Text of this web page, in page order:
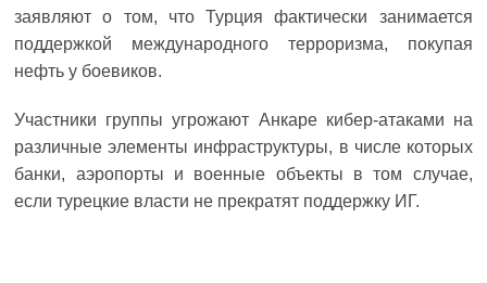
заявляют о том, что Турция фактически занимается
поддержкой международного терроризма, покупая
нефть у боевиков.
Участники группы угрожают Анкаре кибер-атаками на
различные элементы инфраструктуры, в числе которых
банки, аэропорты и военные объекты в том случае,
если турецкие власти не прекратят поддержку ИГ.